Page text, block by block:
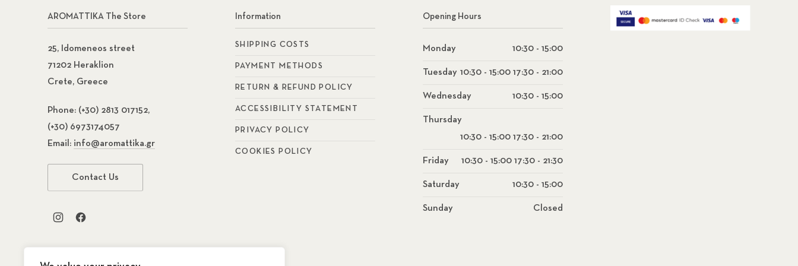
AROMATTIKA The Store
25, Idomeneos street
71202 Heraklion
Crete, Greece
Phone: (+30) 2813 017152,
(+30) 6973174057
Email: info@aromattika.gr
Contact Us
New Window
New Window
Information
SHIPPING COSTS
PAYMENT METHODS
RETURN & REFUND POLICY
ACCESSIBILITY STATEMENT
PRIVACY POLICY
COOKIES POLICY
Opening Hours
Monday 10:30 - 15:00
Tuesday 10:30 - 15:00 17:30 - 21:00
Wednesday 10:30 - 15:00
Thursday
10:30 - 15:00 17:30 - 21:00
Friday 10:30 - 15:00 17:30 - 21:30
Saturday 10:30 - 15:00
Sunday Closed